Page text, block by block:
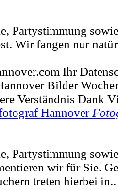
Partystimmung
Wir fangen nur
Ihr
Bilder
Verständnis Dank
Hannover
Partystimmung
wir für Sie.
treten hierbei in..